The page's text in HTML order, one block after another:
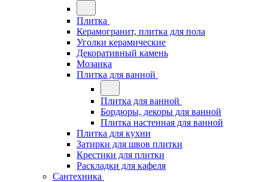
Плитка
Керамогранит, плитка для пола
Уголки керамические
Декоративный камень
Мозаика
Плитка для ванной
Плитка для ванной
Бордюры, декоры для ванной
Плитка настенная для ванной
Плитка для кухни
Затирки для швов плитки
Крестики для плитки
Раскладки для кафеля
Сантехника